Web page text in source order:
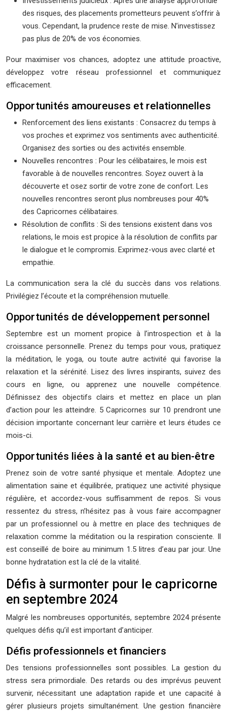
des risques, des placements prometteurs peuvent s’offrir à
vous. Cependant, la prudence reste de mise. N’investissez
pas plus de 20% de vos économies.
Pour maximiser vos chances, adoptez une attitude proactive,
développez votre réseau professionnel et communiquez
efficacement.
Opportunités amoureuses et relationnelles
Renforcement des liens existants : Consacrez du temps à
vos proches et exprimez vos sentiments avec authenticité.
Organisez des sorties ou des activités ensemble.
Nouvelles rencontres : Pour les célibataires, le mois est
favorable à de nouvelles rencontres. Soyez ouvert à la
découverte et osez sortir de votre zone de confort. Les
nouvelles rencontres seront plus nombreuses pour 40%
des Capricornes célibataires.
Résolution de conflits : Si des tensions existent dans vos
relations, le mois est propice à la résolution de conflits par
le dialogue et le compromis. Exprimez-vous avec clarté et
empathie.
La communication sera la clé du succès dans vos relations.
Privilégiez l’écoute et la compréhension mutuelle.
Opportunités de développement personnel
Septembre est un moment propice à l’introspection et à la
croissance personnelle. Prenez du temps pour vous, pratiquez
la méditation, le yoga, ou toute autre activité qui favorise la
relaxation et la sérénité. Lisez des livres inspirants, suivez des
cours en ligne, ou apprenez une nouvelle compétence.
Définissez des objectifs clairs et mettez en place un plan
d’action pour les atteindre. 5 Capricornes sur 10 prendront une
décision importante concernant leur carrière et leurs études ce
mois-ci.
Opportunités liées à la santé et au bien-être
Prenez soin de votre santé physique et mentale. Adoptez une
alimentation saine et équilibrée, pratiquez une activité physique
régulière, et accordez-vous suffisamment de repos. Si vous
ressentez du stress, n’hésitez pas à vous faire accompagner
par un professionnel ou à mettre en place des techniques de
relaxation comme la méditation ou la respiration consciente. Il
est conseillé de boire au minimum 1.5 litres d’eau par jour. Une
bonne hydratation est la clé de la vitalité.
Défis à surmonter pour le capricorne
en septembre 2024
Malgré les nombreuses opportunités, septembre 2024 présente
quelques défis qu’il est important d’anticiper.
Défis professionnels et financiers
Des tensions professionnelles sont possibles. La gestion du
stress sera primordiale. Des retards ou des imprévus peuvent
survenir, nécessitant une adaptation rapide et une capacité à
gérer plusieurs projets simultanément. Une gestion financière